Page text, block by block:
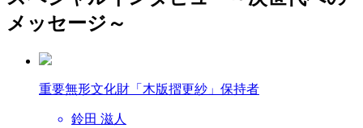
メッセージ～
重要無形文化財 「木版摺更紗」保持者
鈴田 滋人